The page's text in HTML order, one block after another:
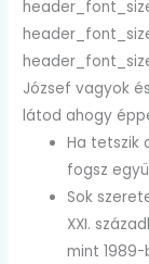
József vagyok
látod ahogy
Ha tetszik
fogsz
Sok
XXI.
mint 1989-